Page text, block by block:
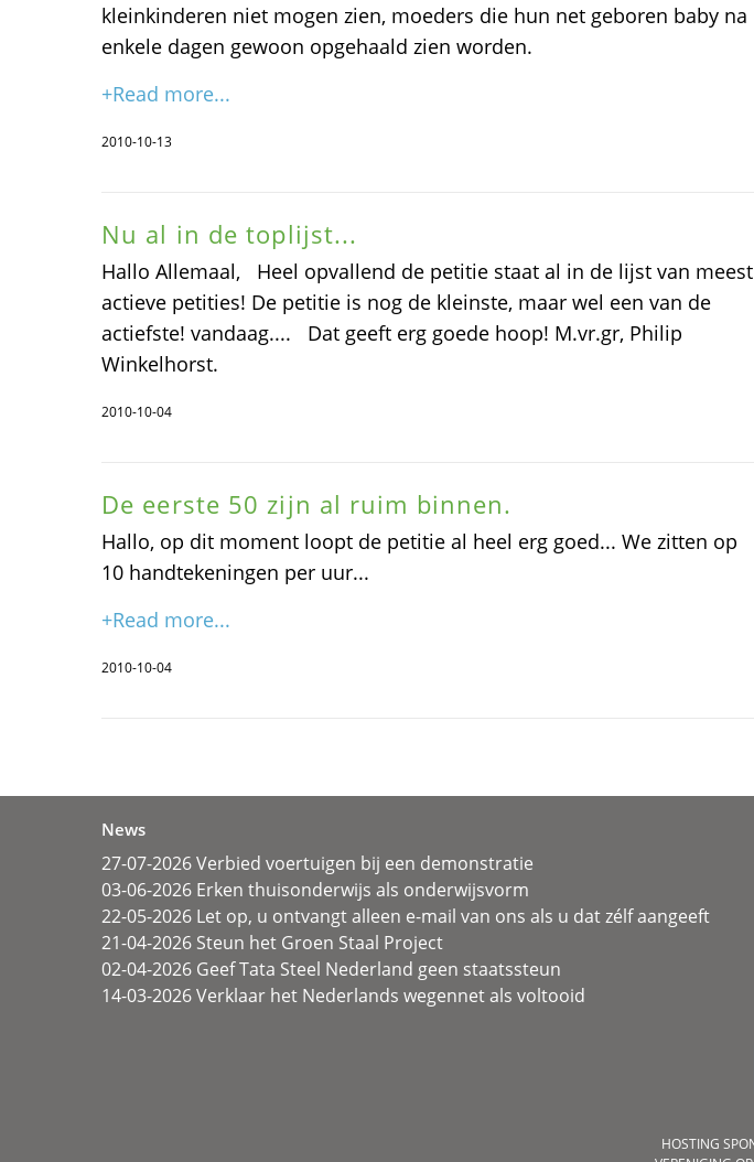
kleinkinderen niet mogen zien, moeders die hun net geboren baby na
enkele dagen gewoon opgehaald zien worden.
+Read more...
2010-10-13
Nu al in de toplijst...
Hallo Allemaal, Heel opvallend de petitie staat al in de lijst van meest
actieve petities! De petitie is nog de kleinste, maar wel een van de
actiefste! vandaag.... Dat geeft erg goede hoop! M.vr.gr, Philip
Winkelhorst.
2010-10-04
De eerste 50 zijn al ruim binnen.
Hallo, op dit moment loopt de petitie al heel erg goed... We zitten op
10 handtekeningen per uur...
+Read more...
2010-10-04
News
27-07-2026 Verbied voertuigen bij een demonstratie
03-06-2026 Erken thuisonderwijs als onderwijsvorm
22-05-2026 Let op, u ontvangt alleen e-mail van ons als u dat zélf aangeeft
21-04-2026 Steun het Groen Staal Project
02-04-2026 Geef Tata Steel Nederland geen staatssteun
14-03-2026 Verklaar het Nederlands wegennet als voltooid
HOSTING